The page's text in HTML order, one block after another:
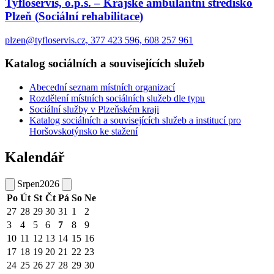
Tyfloservis, o.p.s. – Krajské ambulantní středisko
Plzeň (Sociální rehabilitace)
plzen@tyfloservis.cz, 377 423 596, 608 257 961
Katalog sociálních a souvisejících služeb
Abecední seznam místních organizací
Rozdělení místních sociálních služeb dle typu
Sociální služby v Plzeňském kraji
Katalog sociálních a souvisejících služeb a institucí pro
Horšovskotýnsko ke stažení
Kalendář
Srpen2026
Po Út St Čt Pá So Ne
27 28 29 30 31 1
2
3
4 5 6 7 8
9
10 11 12 13 14 15 16
17 18 19 20 21 22 23
24 25 26 27 28 29 30